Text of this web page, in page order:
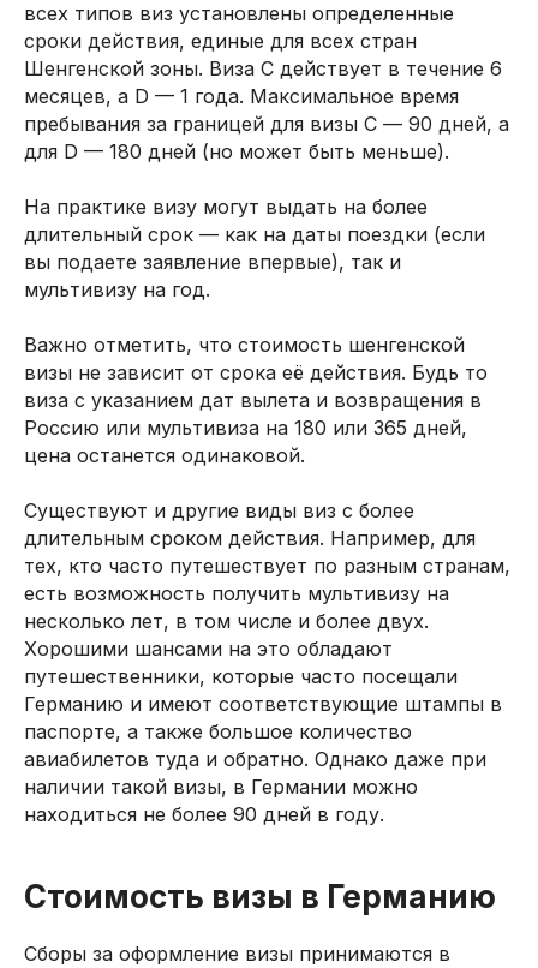
всех типов виз установлены определенные
сроки действия, единые для всех стран
Шенгенской зоны. Виза С действует в течение 6
месяцев, а D — 1 года. Максимальное время
пребывания за границей для визы С — 90 дней, а
для D — 180 дней (но может быть меньше).
На практике визу могут выдать на более
длительный срок — как на даты поездки (если
вы подаете заявление впервые), так и
мультивизу на год.
Важно отметить, что стоимость шенгенской
визы не зависит от срока её действия. Будь то
виза с указанием дат вылета и возвращения в
Россию или мультивиза на 180 или 365 дней,
цена останется одинаковой.
Существуют и другие виды виз с более
длительным сроком действия. Например, для
тех, кто часто путешествует по разным странам,
есть возможность получить мультивизу на
несколько лет, в том числе и более двух.
Хорошими шансами на это обладают
путешественники, которые часто посещали
Германию и имеют соответствующие штампы в
паспорте, а также большое количество
авиабилетов туда и обратно. Однако даже при
наличии такой визы, в Германии можно
находиться не более 90 дней в году.
Стоимость визы в Германию
Сборы за оформление визы принимаются в